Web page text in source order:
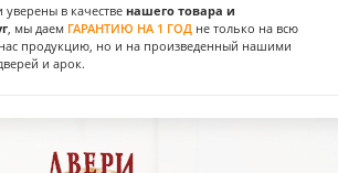
в качественашего товара и
, мы даем ГАРАНТИЮ НА 1 ГОД не только на всю
продукцию, но и на произведенный нашими
и арок.